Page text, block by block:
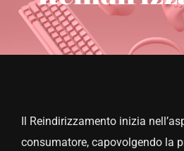
COSA E COME
CHI
Il Reindirizzamento inizia
consumatore, capovolgendo la